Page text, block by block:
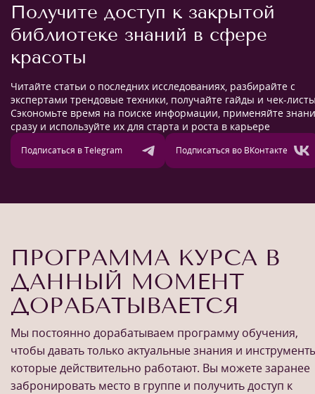
Получите доступ к закрытой
библиотеке знаний в сфере
красоты
Читайте статьи о последних исследованиях, разбирайте с
экспертами трендовые техники, получайте гайды и чек-
Сэкономьте время на поиске информации, применяйте
сразу и используйте их для старта и роста в карьере
Подписаться в Telegram Подписаться во ВКонтакте
ПРОГРАММА КУРСА В
ДАННЫЙ МОМЕНТ
ДОРАБАТЫВАЕТСЯ
Мы постоянно дорабатываем программу обучения,
чтобы давать только актуальные знания и
которые действительно работают. Вы можете заранее
забронировать место в группе и получить доступ к